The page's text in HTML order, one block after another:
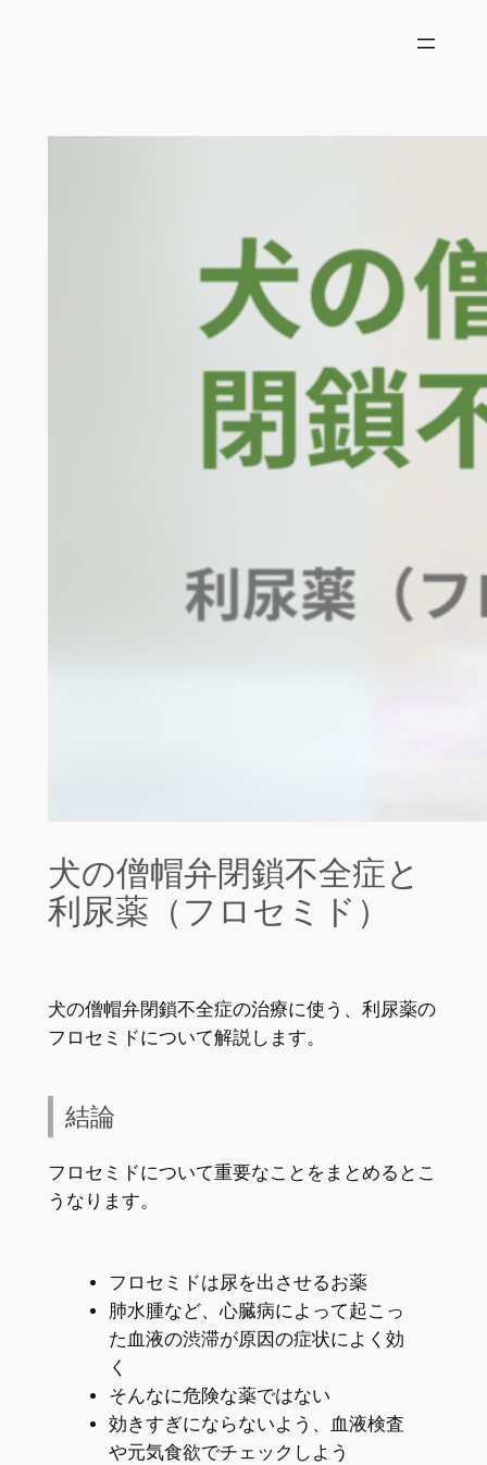
犬の僧帽弁閉鎖不全症と
利尿薬（フロセミド）
犬の僧帽弁閉鎖不全症の治療に使う、利尿薬の
フロセミドについて解説します。
結論
フロセミドについて重要なことをまとめるとこ
うなります。
フロセミドは尿を出させるお薬
肺水腫など、心臓病によって起こっ
た血液の渋滞が原因の症状によく効
く
そんなに危険な薬ではない
効きすぎにならないよう、血液検査
や元気食欲でチェックしよう